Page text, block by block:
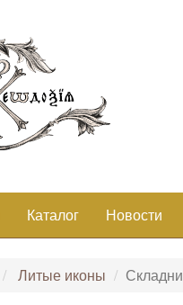
Каталог Новости
Литые иконы Складни